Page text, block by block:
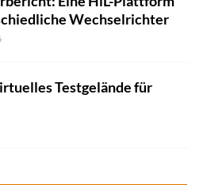
Wechselrichter
Testgelände für